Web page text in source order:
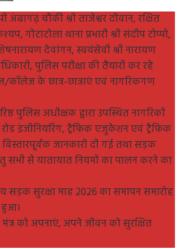
अंबागढ़ चौकी श्री ताजेश्वर दीवान, रक्षित
गोटाटोला थाना प्रभारी श्री संदीप टोप्पो,
शेषनारायण देवांगन, स्वयंसेवी श्री नारायण
पुलिस परीक्षा की तैयारी कर रहे
कॉलेज के छात्र-छात्राएं एवं नागरिकगण
पुलिस अधीक्षक द्वारा उपस्थित नागरिकों
रोड इंजीनियरिंग, ट्रैफिक एजुकेशन एवं ट्रैफिक
जानकारी दी गई तथा सड़क
सभी से यातायात नियमों का पालन करने का
सड़क सुरक्षा माह 2026 का समापन समारोह
को अपनाएं, अपने जीवन को सुरक्षित